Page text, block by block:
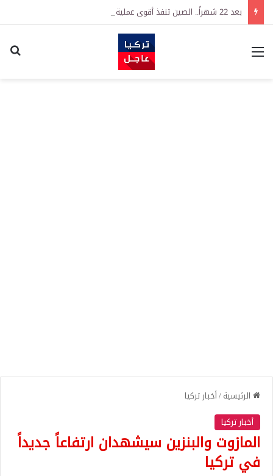
القائمة
الرئيسية/أخبار تركيا
أخبار تركيا
المازوت والبنزين سيشهدان ارتفاعاً جديداً
في تركيا